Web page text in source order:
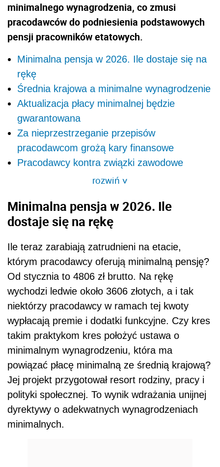
minimalnego wynagrodzenia, co zmusi
pracodawców do podniesienia podstawowych
pensji pracowników etatowych.
Minimalna pensja w 2026. Ile dostaje się na
rękę
Średnia krajowa a minimalne wynagrodzenie
Aktualizacja płacy minimalnej będzie
gwarantowana
Za nieprzestrzeganie przepisów
pracodawcom grożą kary finansowe
Pracodawcy kontra związki zawodowe
rozwiń>
Minimalna pensja w 2026. Ile
dostaje się na rękę
Ile teraz zarabiają zatrudnieni na etacie,
którym pracodawcy oferują minimalną pensję?
Od stycznia to 4806 zł brutto. Na rękę
wychodzi ledwie około 3606 złotych, a i tak
niektórzy pracodawcy w ramach tej kwoty
wypłacają premie i dodatki funkcyjne. Czy kres
takim praktykom kres położyć ustawa o
minimalnym wynagrodzeniu, która ma
powiązać płacę minimalną ze średnią krajową?
Jej projekt przygotował resort rodziny, pracy i
polityki społecznej. To wynik wdrażania unijnej
dyrektywy o adekwatnych wynagrodzeniach
minimalnych.